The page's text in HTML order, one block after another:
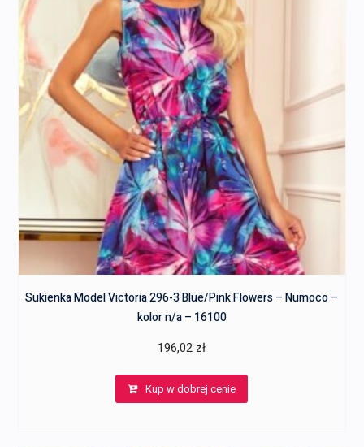
Sukienka Model Victoria 296-3 Blue/Pink Flowers – Numoco –
kolor n/a – 16100
196,02 zł
Kup w dobrej cenie